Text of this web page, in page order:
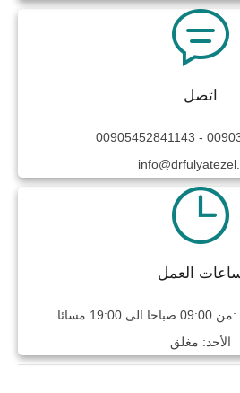
اتصل
-
00905452841143
العمل
مسائا
الأحد: مغلق